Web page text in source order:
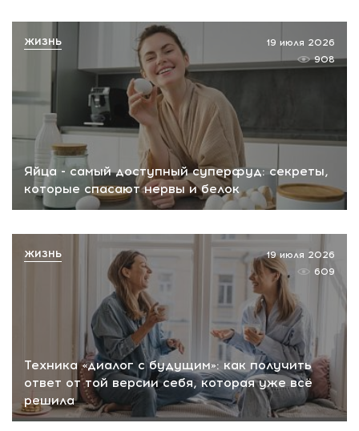
Яйца - самый доступный суперфуд: секреты,
которые спасают нервы и белок
19 июля 2026
908
ЖИЗНЬ
Техника «диалог с будущим»: как получить
ответ от той версии себя, которая уже всё
решила
19 июля 2026
609
ЖИЗНЬ